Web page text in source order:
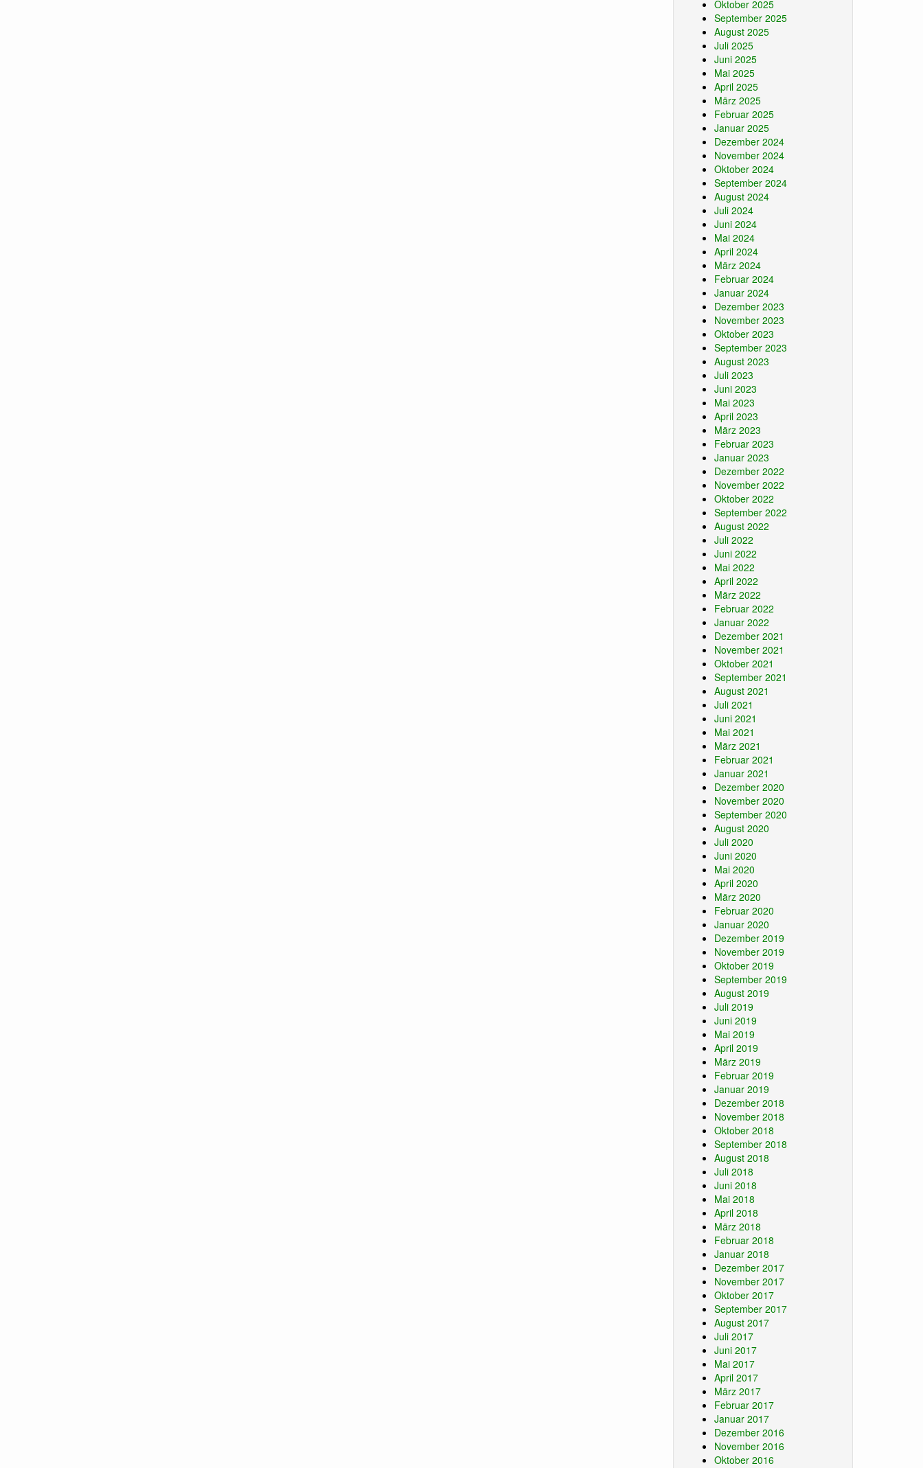
Oktober 2025
September 2025
August 2025
Juli 2025
Juni 2025
Mai 2025
April 2025
März 2025
Februar 2025
Januar 2025
Dezember 2024
November 2024
Oktober 2024
September 2024
August 2024
Juli 2024
Juni 2024
Mai 2024
April 2024
März 2024
Februar 2024
Januar 2024
Dezember 2023
November 2023
Oktober 2023
September 2023
August 2023
Juli 2023
Juni 2023
Mai 2023
April 2023
März 2023
Februar 2023
Januar 2023
Dezember 2022
November 2022
Oktober 2022
September 2022
August 2022
Juli 2022
Juni 2022
Mai 2022
April 2022
März 2022
Februar 2022
Januar 2022
Dezember 2021
November 2021
Oktober 2021
September 2021
August 2021
Juli 2021
Juni 2021
Mai 2021
März 2021
Februar 2021
Januar 2021
Dezember 2020
November 2020
September 2020
August 2020
Juli 2020
Juni 2020
Mai 2020
April 2020
März 2020
Februar 2020
Januar 2020
Dezember 2019
November 2019
Oktober 2019
September 2019
August 2019
Juli 2019
Juni 2019
Mai 2019
April 2019
März 2019
Februar 2019
Januar 2019
Dezember 2018
November 2018
Oktober 2018
September 2018
August 2018
Juli 2018
Juni 2018
Mai 2018
April 2018
März 2018
Februar 2018
Januar 2018
Dezember 2017
November 2017
Oktober 2017
September 2017
August 2017
Juli 2017
Juni 2017
Mai 2017
April 2017
März 2017
Februar 2017
Januar 2017
Dezember 2016
November 2016
Oktober 2016